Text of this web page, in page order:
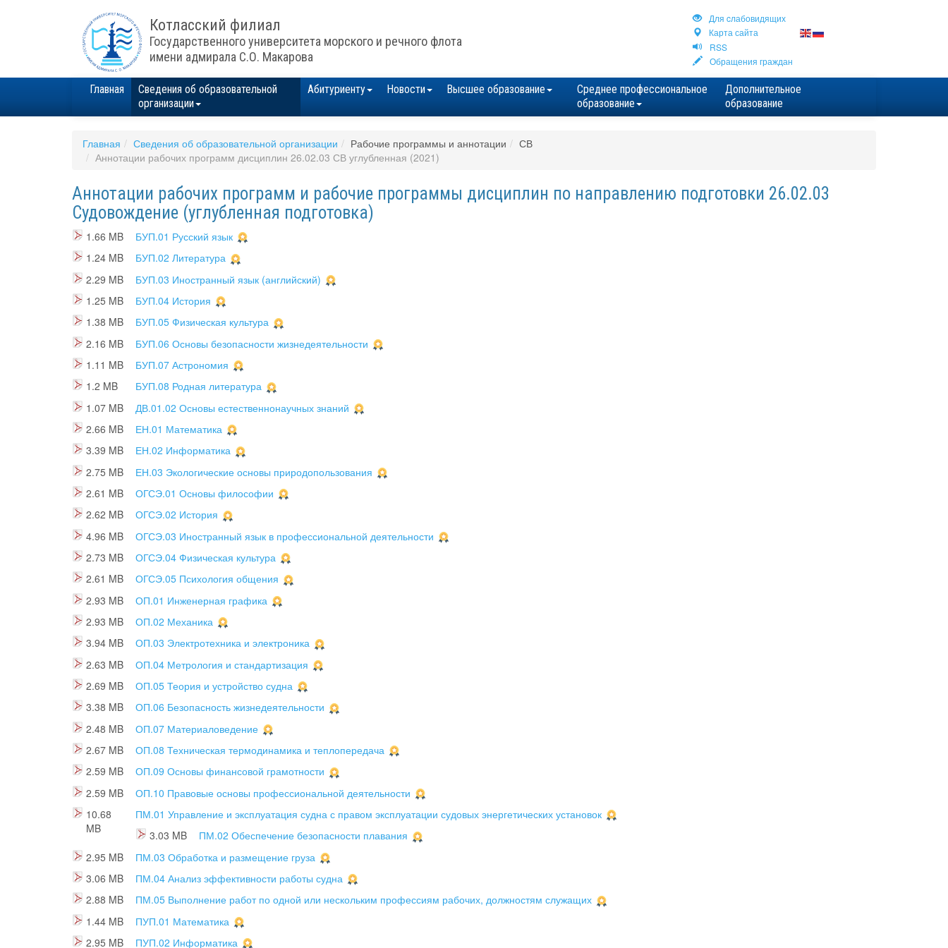
Котласский филиал
Государственного университета морского и речного флота
имени адмирала С.О. Макарова
Для cлабовидящих
Карта сайта
RSS
Обращения граждан
Главная
Сведения об образовательной
организации
Абитуриенту Новости Высшее образование
Среднее профессиональное
образование
Дополнительное
образование
Главная Сведения об образовательной организации Рабочие программы и аннотации
СВ
Аннотации рабочих программ дисциплин 26.02.03 СВ углубленная (2021)
Аннотации рабочих программ и рабочие программы дисциплин по направлению подготовки 26.02.03
Судовождение (углубленная подготовка)
1.66 MB
БУП.01 Русский язык
1.24 MB
БУП.02 Литература
2.29 MB
БУП.03 Иностранный язык (английский)
1.25 MB
БУП.04 История
1.38 MB
БУП.05 Физическая культура
2.16 MB
БУП.06 Основы безопасности жизнедеятельности
1.11 MB
БУП.07 Астрономия
1.2 MB
БУП.08 Родная литература
1.07 MB
ДВ.01.02 Основы естественнонаучных знаний
2.66 MB
ЕН.01 Математика
3.39 MB
ЕН.02 Информатика
2.75 MB
ЕН.03 Экологические основы природопользования
2.61 MB
ОГСЭ.01 Основы философии
2.62 MB
ОГСЭ.02 История
4.96 MB
ОГСЭ.03 Иностранный язык в профессиональной деятельности
2.73 MB
ОГСЭ.04 Физическая культура
2.61 MB
ОГСЭ.05 Психология общения
2.93 MB
ОП.01 Инженерная графика
2.93 MB
ОП.02 Механика
3.94 MB
ОП.03 Электротехника и электроника
2.63 MB
ОП.04 Метрология и стандартизация
2.69 MB
ОП.05 Теория и устройство судна
3.38 MB
ОП.06 Безопасность жизнедеятельности
2.48 MB
ОП.07 Материаловедение
2.67 MB
ОП.08 Техническая термодинамика и теплопередача
2.59 MB
ОП.09 Основы финансовой грамотности
2.59 MB
ОП.10 Правовые основы профессиональной деятельности
10.68
MB
ПМ.01 Управление и эксплуатация судна с правом эксплуатации судовых энергетических установок
3.03 MB
ПМ.02 Обеспечение безопасности плавания
2.95 MB
ПМ.03 Обработка и размещение груза
3.06 MB
ПМ.04 Анализ эффективности работы судна
2.88 MB
ПМ.05 Выполнение работ по одной или нескольким профессиям рабочих, должностям служащих
1.44 MB
ПУП.01 Математика
2.95 MB
ПУП.02 Информатика